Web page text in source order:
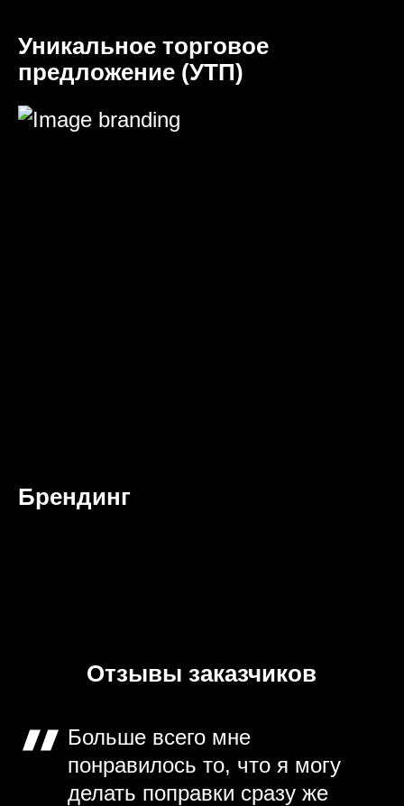
Уникальное торговое
предложение (УТП)
Брендинг
Отзывы заказчиков
Больше всего мне
понравилось то, что я могу
делать поправки сразу же